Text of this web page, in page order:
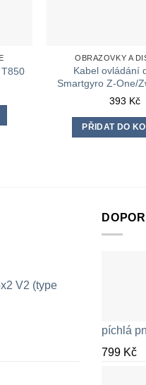
OBRAZOVKY A
Kabel ovládání
Smartgyro Z-One/
393 Kč
PŘIDAT DO
V2 (type
píchlá
799 Kč